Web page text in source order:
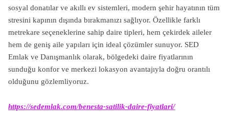
sosyal donatılar ve akıllı ev sistemleri, modern şehir hayatının tüm
stresini kapının dışında bırakmanızı sağlıyor. Özellikle farklı
metrekare seçeneklerine sahip daire tipleri, hem çekirdek aileler
hem de geniş aile yapıları için ideal çözümler sunuyor. SED
Emlak ve Danışmanlık olarak, bölgedeki daire fiyatlarının
sunduğu konfor ve merkezi lokasyon avantajıyla doğru orantılı
olduğunu gözlemliyoruz.
https://sedemlak.com/benesta-satilik-daire-fiyatlari/